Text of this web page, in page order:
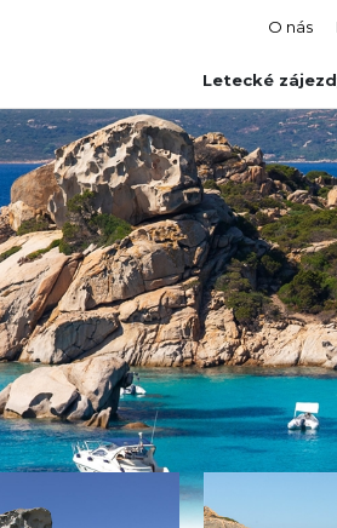
O nás
Letecké